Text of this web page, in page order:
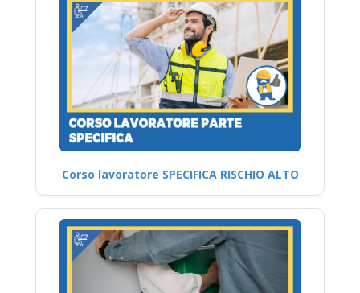
Corso lavoratore SPECIFICA RISCHIO ALTO